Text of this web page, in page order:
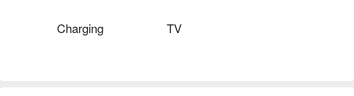
息方案立刻查看⬇︎
Charging TV